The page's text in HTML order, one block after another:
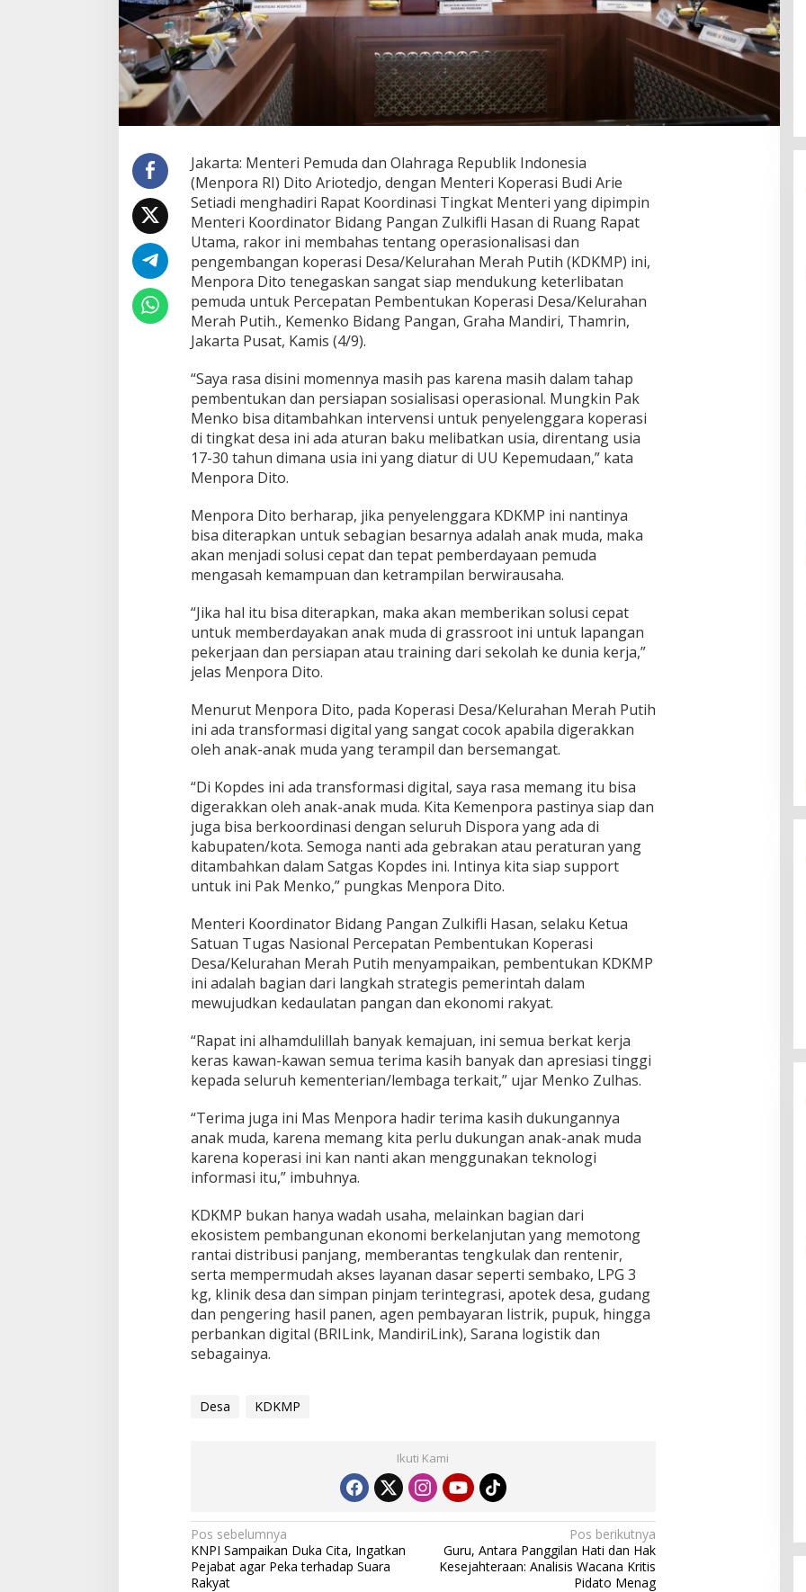
Jakarta: Menteri Pemuda dan Olahraga Republik Indonesia
(Menpora RI) Dito Ariotedjo, dengan Menteri Koperasi Budi Arie
Setiadi menghadiri Rapat Koordinasi Tingkat Menteri yang dipimpin
Menteri Koordinator Bidang Pangan Zulkifli Hasan di Ruang Rapat
Utama, rakor ini membahas tentang operasionalisasi dan
pengembangan koperasi Desa/Kelurahan Merah Putih (KDKMP) ini,
Menpora Dito tenegaskan sangat siap mendukung keterlibatan
pemuda untuk Percepatan Pembentukan Koperasi Desa/Kelurahan
Merah Putih., Kemenko Bidang Pangan, Graha Mandiri, Thamrin,
Jakarta Pusat, Kamis (4/9).
“Saya rasa disini momennya masih pas karena masih dalam tahap
pembentukan dan persiapan sosialisasi operasional. Mungkin Pak
Menko bisa ditambahkan intervensi untuk penyelenggara koperasi
di tingkat desa ini ada aturan baku melibatkan usia, direntang usia
17-30 tahun dimana usia ini yang diatur di UU Kepemudaan,” kata
Menpora Dito.
Menpora Dito berharap, jika penyelenggara KDKMP ini nantinya
bisa diterapkan untuk sebagian besarnya adalah anak muda, maka
akan menjadi solusi cepat dan tepat pemberdayaan pemuda
mengasah kemampuan dan ketrampilan berwirausaha.
“Jika hal itu bisa diterapkan, maka akan memberikan solusi cepat
untuk memberdayakan anak muda di grassroot ini untuk lapangan
pekerjaan dan persiapan atau training dari sekolah ke dunia kerja,”
jelas Menpora Dito.
Menurut Menpora Dito, pada Koperasi Desa/Kelurahan Merah Putih
ini ada transformasi digital yang sangat cocok apabila digerakkan
oleh anak-anak muda yang terampil dan bersemangat.
“Di Kopdes ini ada transformasi digital, saya rasa memang itu bisa
digerakkan oleh anak-anak muda. Kita Kemenpora pastinya siap dan
juga bisa berkoordinasi dengan seluruh Dispora yang ada di
kabupaten/kota. Semoga nanti ada gebrakan atau peraturan yang
ditambahkan dalam Satgas Kopdes ini. Intinya kita siap support
untuk ini Pak Menko,” pungkas Menpora Dito.
Menteri Koordinator Bidang Pangan Zulkifli Hasan, selaku Ketua
Satuan Tugas Nasional Percepatan Pembentukan Koperasi
Desa/Kelurahan Merah Putih menyampaikan, pembentukan KDKMP
ini adalah bagian dari langkah strategis pemerintah dalam
mewujudkan kedaulatan pangan dan ekonomi rakyat.
“Rapat ini alhamdulillah banyak kemajuan, ini semua berkat kerja
keras kawan-kawan semua terima kasih banyak dan apresiasi tinggi
kepada seluruh kementerian/lembaga terkait,” ujar Menko Zulhas.
“Terima juga ini Mas Menpora hadir terima kasih dukungannya
anak muda, karena memang kita perlu dukungan anak-anak muda
karena koperasi ini kan nanti akan menggunakan teknologi
informasi itu,” imbuhnya.
KDKMP bukan hanya wadah usaha, melainkan bagian dari
ekosistem pembangunan ekonomi berkelanjutan yang memotong
rantai distribusi panjang, memberantas tengkulak dan rentenir,
serta mempermudah akses layanan dasar seperti sembako, LPG 3
kg, klinik desa dan simpan pinjam terintegrasi, apotek desa, gudang
dan pengering hasil panen, agen pembayaran listrik, pupuk, hingga
perbankan digital (BRILink, MandiriLink), Sarana logistik dan
sebagainya.
Desa KDKMP
Ikuti Kami
Navigasi
pos
Pos sebelumnya
KNPI Sampaikan Duka Cita, Ingatkan
Pejabat agar Peka terhadap Suara
Rakyat
Pos berikutnya
Guru, Antara Panggilan Hati dan Hak
Kesejahteraan: Analisis Wacana Kritis
Pidato Menag
Enam Pejabat Baru Resmi Dilantik
di Kejati Kepri oleh J. Devy